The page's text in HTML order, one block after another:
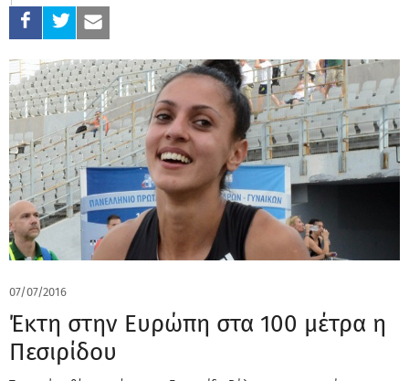
07/07/2016
Έκτη στην Ευρώπη στα 100 μέτρα η
Πεσιρίδου